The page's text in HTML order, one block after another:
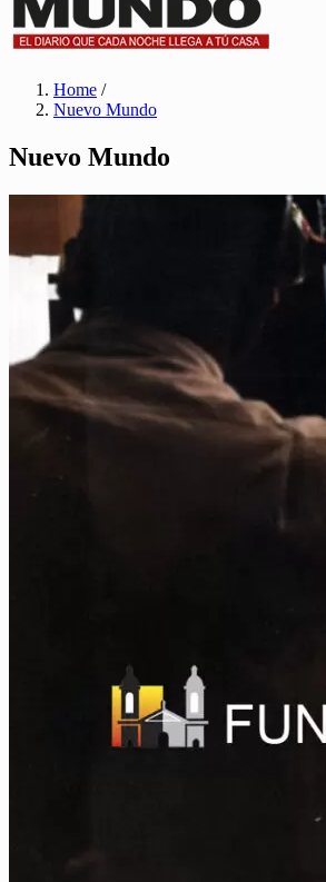
Home /
Nuevo Mundo
Nuevo Mundo